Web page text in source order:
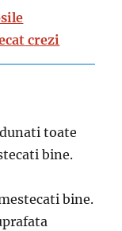
crezi
toate
bine.
bine.